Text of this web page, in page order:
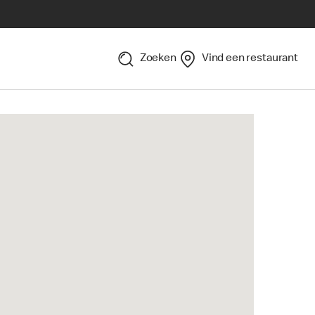
Zoeken Vind een restaurant